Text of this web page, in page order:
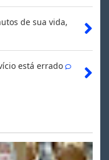
de sua vida,
está errado